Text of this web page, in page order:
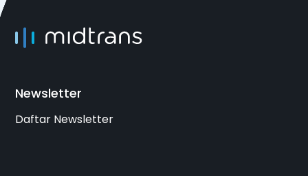
Newsletter
Daftar Newsletter